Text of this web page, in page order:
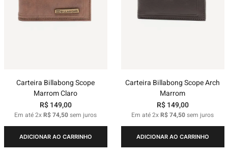
Carteira Billabong Scope
Marrom Claro
R$ 149,00
Em até2xR$74,50sem juros
ADICIONAR AO CARRINHO
Carteira Billabong Scope Arch
Marrom
R$ 149,00
Em até2xR$74,50sem juros
ADICIONAR AO CARRINHO